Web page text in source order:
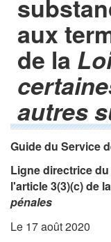
aux
de la
autres
Guide du Service
Ligne directrice
l'article 3(3)(c) de la
pénales
Le 17 août 2020